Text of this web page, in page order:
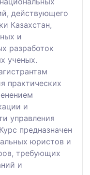
действующего
Казахстан,
и
разработок
ученых.
практических
и
управления
предназначен
юристов и
требующих
и